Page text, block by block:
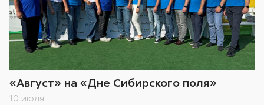
«Август» на «Дне Сибирского поля»
10 июля